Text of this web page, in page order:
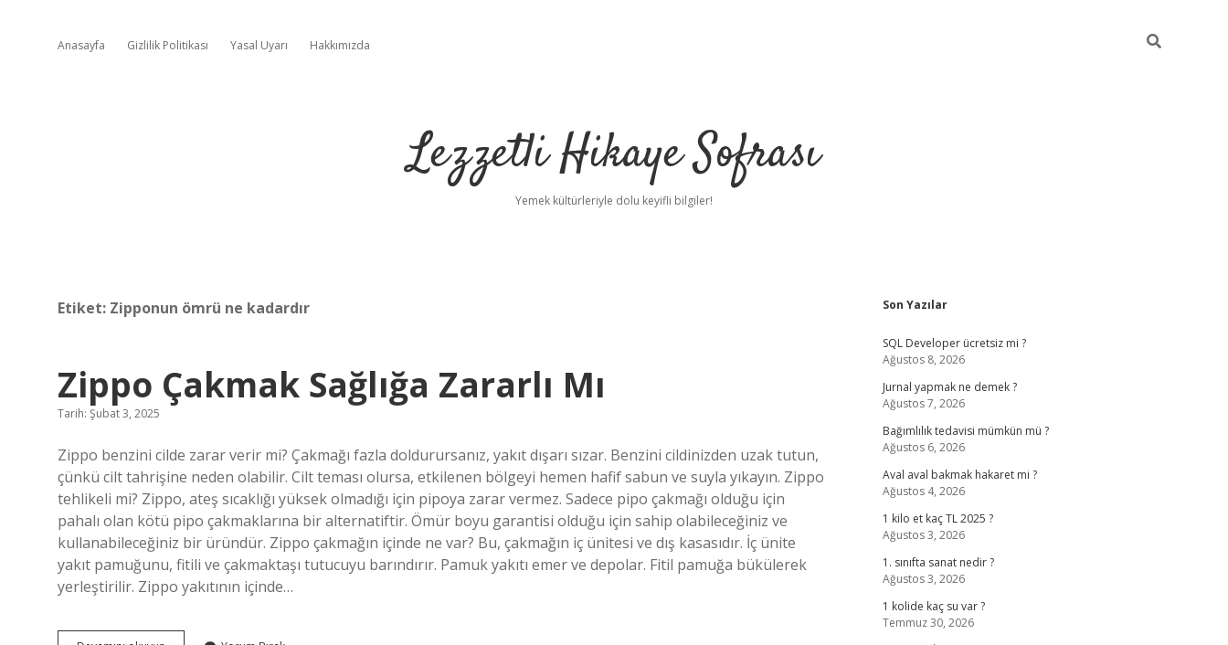
Anasayfa Gizlilik Politikası Yasal Uyarı Hakkımızda
Lezzetli Hikaye Sofrası
Yemek kültürleriyle dolu keyifli bilgiler!
Etiket: Zipponun ömrü ne kadardır
Zippo Çakmak Sağlığa Zararlı Mı
Tarih: Şubat 3, 2025
Zippo benzini cilde zarar verir mi? Çakmağı fazla doldurursanız, yakıt dışarı sızar. Benzini cildinizden uzak tutun,
çünkü cilt tahrişine neden olabilir. Cilt teması olursa, etkilenen bölgeyi hemen hafif sabun ve suyla yıkayın. Zippo
tehlikeli mi? Zippo, ateş sıcaklığı yüksek olmadığı için pipoya zarar vermez. Sadece pipo çakmağı olduğu için
pahalı olan kötü pipo çakmaklarına bir alternatiftir. Ömür boyu garantisi olduğu için sahip olabileceğiniz ve
kullanabileceğiniz bir üründür. Zippo çakmağın içinde ne var? Bu, çakmağın iç ünitesi ve dış kasasıdır. İç ünite
yakıt pamuğunu, fitili ve çakmaktaşı tutucuyu barındırır. Pamuk yakıtı emer ve depolar. Fitil pamuğa bükülerek
yerleştirilir. Zippo yakıtının içinde…
Sidebar
Son Yazılar
SQL Developer ücretsiz mi ?
Ağustos 8, 2026
Jurnal yapmak ne demek ?
Ağustos 7, 2026
Bağımlılık tedavisi mümkün mü ?
Ağustos 6, 2026
Aval aval bakmak hakaret mi ?
Ağustos 4, 2026
1 kilo et kaç TL 2025 ?
Ağustos 3, 2026
1. sınıfta sanat nedir ?
Ağustos 3, 2026
1 kolide kaç su var ?
Temmuz 30, 2026